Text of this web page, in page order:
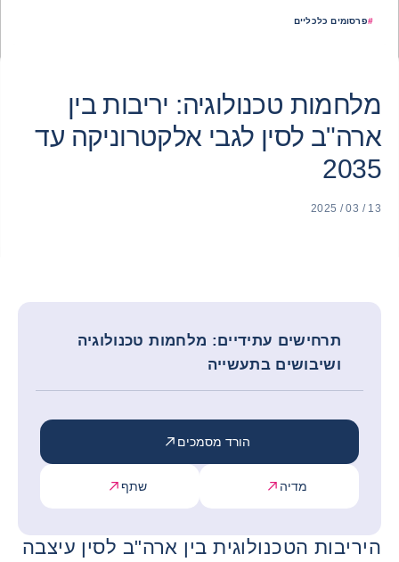
#פרסומים כלכליים
מלחמות טכנולוגיה: יריבות בין
ארה"ב לסין לגבי אלקטרוניקה עד
2035
13 / 03 / 2025
תרחישים עתידיים: מלחמות טכנולוגיה
ושיבושים בתעשייה
הורד מסמכים
מדיה שתף
היריבות הטכנולוגית בין ארה"ב לסין עיצבה